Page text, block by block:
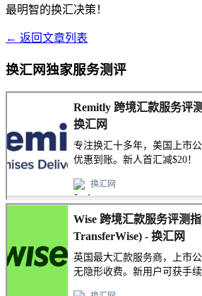
最明智的换汇决策！
← 返回文章列表
换汇网独家服务测评